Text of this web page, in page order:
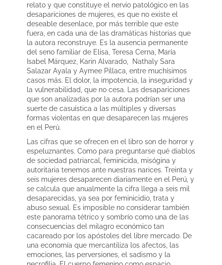
relato y que constituye el nervio patológico en las
desapariciones de mujeres, es que no existe el
deseable desenlace, por más terrible que este
fuera, en cada una de las dramáticas historias que
la autora reconstruye. Es la ausencia permanente
del seno familiar de Elisa, Teresa Cerna, María
Isabel Márquez, Karin Alvarado, Nathaly Sara
Salazar Ayala y Aymee Pillaca, entre muchísimos
casos más. El dolor, la impotencia, la inseguridad y
la vulnerabilidad, que no cesa. Las desapariciones
que son analizadas por la autora podrían ser una
suerte de casuística a las múltiples y diversas
formas violentas en que desaparecen las mujeres
en el Perú.
Las cifras que se ofrecen en el libro son de horror y
espeluznantes. Como para preguntarse qué diablos
de sociedad patriarcal, feminicida, misógina y
autoritaria tenemos ante nuestras narices. Treinta y
seis mujeres desaparecen diariamente en el Perú, y
se calcula que anualmente la cifra llega a seis mil
desaparecidas, ya sea por feminicidio, trata y
abuso sexual. Es imposible no considerar también
este panorama tétrico y sombrío como una de las
consecuencias del milagro económico tan
cacareado por los apóstoles del libre mercado. De
una economía que mercantiliza los afectos, las
emociones, las perversiones, el sadismo y la